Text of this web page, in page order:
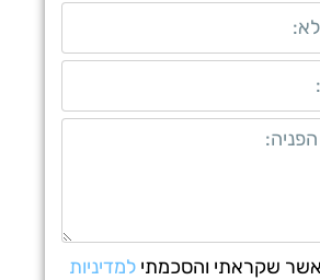
שקראתי והסכמתי למדיניות